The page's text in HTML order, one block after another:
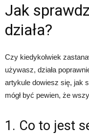
Jak
działa?
Czy kiedykolwiek
używasz, działa
artykule dowiesz się, jak
mógł być pewien, że
1. Co to jest